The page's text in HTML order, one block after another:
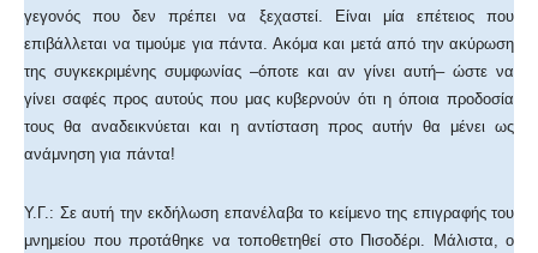
γεγονός που δεν πρέπει να ξεχαστεί. Είναι μία επέτειος που
επιβάλλεται να τιμούμε για πάντα. Ακόμα και μετά από την ακύρωση
της συγκεκριμένης συμφωνίας –όποτε και αν γίνει αυτή– ώστε να
γίνει σαφές προς αυτούς που μας κυβερνούν ότι η όποια προδοσία
τους θα αναδεικνύεται και η αντίσταση προς αυτήν θα μένει ως
ανάμνηση για πάντα!
Υ.Γ.: Σε αυτή την εκδήλωση επανέλαβα το κείμενο της επιγραφής του
μνημείου που προτάθηκε να τοποθετηθεί στο Πισοδέρι. Μάλιστα, ο